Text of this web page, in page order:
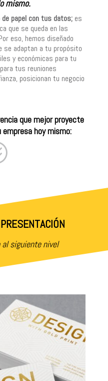
mismo.
papel con tus datos; es
que se queda en las
eso, hemos diseñado
se adaptan a tu propósito
y económicas para tu
tus reuniones
posicionan tu negocio
que mejor proyecte
hoy mismo:
siguiente nivel